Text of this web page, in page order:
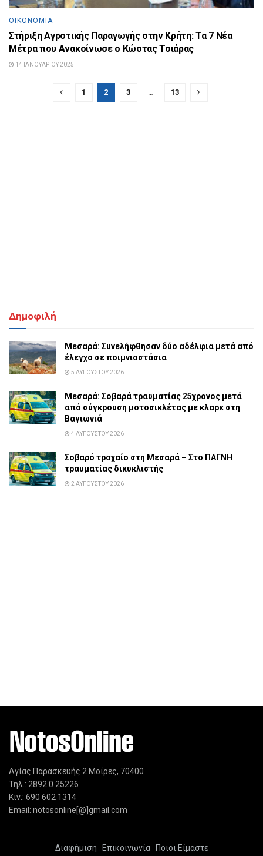
ΟΙΚΟΝΟΜΊΑ
Στήριξη Αγροτικής Παραγωγής στην Κρήτη: Τα 7 Νέα
Μέτρα που Ανακοίνωσε ο Κώστας Τσιάρας
14 ΙΑΝΟΥΑΡΊΟΥ 2025
1 2 3 … 13
Δημοφιλή
Μεσαρά: Συνελήφθησαν δύο αδέλφια μετά από
έλεγχο σε ποιμνιοστάσια
5 ΑΥΓΟΎΣΤΟΥ 2026
Μεσαρά: Σοβαρά τραυματίας 25χρονος μετά
από σύγκρουση μοτοσικλέτας με κλαρκ στη
Βαγιωνιά
4 ΑΥΓΟΎΣΤΟΥ 2026
Σοβαρό τροχαίο στη Μεσαρά – Στο ΠΑΓΝΗ
τραυματίας δικυκλιστής
2 ΑΥΓΟΎΣΤΟΥ 2026
Αγίας Παρασκευής 2 Μοίρες, 70400
Τηλ.: 2892 0 25226
Κιν.: 690 602 1314
Email: notosonline[@]gmail.com
Διαφήμιση Επικοινωνία Ποιοι Είμαστε